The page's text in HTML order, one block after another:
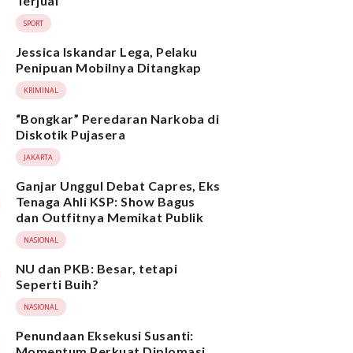
SPORT
Jessica Iskandar Lega, Pelaku
Penipuan Mobilnya Ditangkap
KRIMINAL
“Bongkar” Peredaran Narkoba di
Diskotik Pujasera
JAKARTA
Ganjar Unggul Debat Capres, Eks
Tenaga Ahli KSP: Show Bagus
dan Outfitnya Memikat Publik
NASIONAL
NU dan PKB: Besar, tetapi
Seperti Buih?
NASIONAL
Penundaan Eksekusi Susanti: